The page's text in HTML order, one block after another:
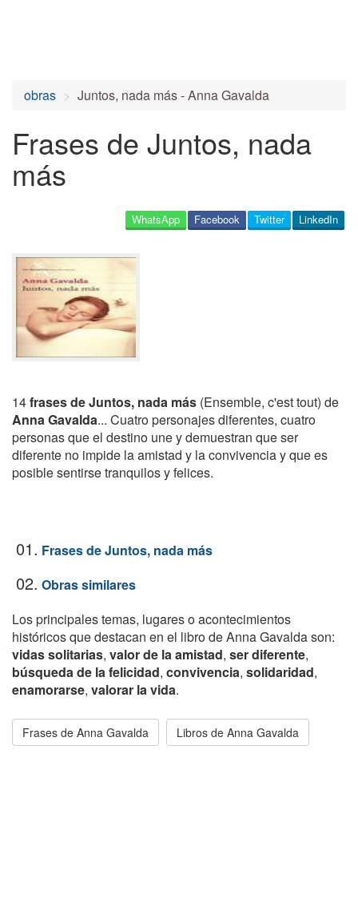
obras Juntos, nada más - Anna Gavalda
Frases de Juntos, nada
más
LinkedIn
Twitter
Facebook
WhatsApp
14frases de Juntos, nada más (Ensemble, c'est tout) de
Anna Gavalda... Cuatro personajes diferentes, cuatro
personas que el destino une y demuestran que ser
diferente no impide la amistad y la convivencia y que es
posible sentirse tranquilos y felices.
01. Frases de Juntos, nada más
02. Obras similares
Los principales temas, lugares o acontecimientos
históricos que destacan en el libro de Anna Gavalda son:
vidas solitarias, valor de la amistad, ser diferente,
búsqueda de la felicidad, convivencia, solidaridad,
enamorarse, valorar la vida.
Frases de Anna Gavalda Libros de Anna Gavalda